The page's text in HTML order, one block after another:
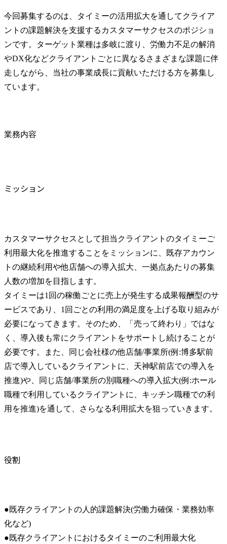
今回募集するのは、タイミーの活用拡大を通してクライア
ントの課題解決を支援するカスタマーサクセスのポジショ
ンです。ターゲット業種は多岐に渡り、労働力不足の解消
やDX化などクライアントごとに異なるさまざまな課題に伴
走しながら、当社の事業成長に貢献いただける方を募集し
ています。
業務内容
ミッション
カスタマーサクセスとして担当クライアントのタイミーご
利用最大化を推進することをミッションに、既存アカウン
トの継続利用や他店舗への導入拡大、一拠点あたりの募集
人数の増加を目指します。
タイミーは1回の稼働ごとに売上が発生する成果報酬型のサ
ービスであり、1回ごとの利用の満足度を上げる取り組みが
必要になってきます。そのため、「売って終わり」ではな
く、導入後も常にクライアントをサポートし続けることが
必要です。また、同じ会社様の他店舗/事業所(例:博多駅前
店で導入しているクライアントに、天神駅前店での導入を
推進)や、同じ店舗/事業所の別職種への導入拡大(例:ホール
職種で利用しているクライアントに、キッチン職種での利
用を推進)を通して、さらなる利用拡大を狙っていきます。
役割
●既存クライアントの人的課題解決(労働力確保・業務効率
化など)
●既存クライアントにおけるタイミーのご利用最大化